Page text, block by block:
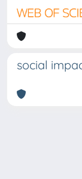
social